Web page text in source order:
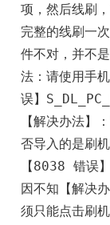
项，然后线刷
完整的线刷一
件不对，并不
法：请使用手
误】
【解决办法
否导入的是刷
【8038 错误
因不知【解决
须只能点击